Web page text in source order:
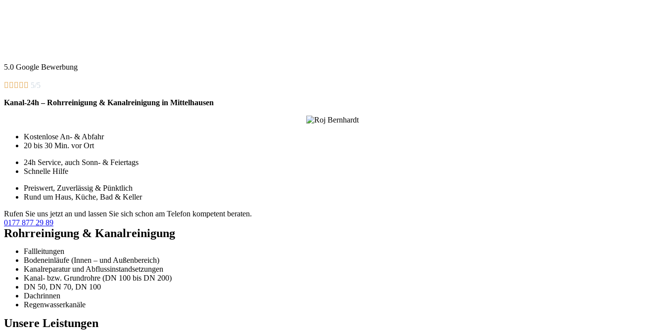
5.0 Google Bewerbung
     5/5
Kanal-24h – Rohrreinigung & Kanalreinigung in Mittelhausen
Kostenlose An- & Abfahr
20 bis 30 Min. vor Ort
24h Service, auch Sonn- & Feiertags
Schnelle Hilfe
Preiswert, Zuverlässig & Pünktlich
Rund um Haus, Küche, Bad & Keller
Rufen Sie uns jetzt an und lassen Sie sich schon am Telefon kompetent beraten.
0177 877 29 89
Rohrreinigung & Kanalreinigung
Fallleitungen
Bodeneinläufe (Innen – und Außenbereich)
Kanalreparatur und Abflussinstandsetzungen
Kanal- bzw. Grundrohre (DN 100 bis DN 200)
DN 50, DN 70, DN 100
Dachrinnen
Regenwasserkanäle
Unsere Leistungen